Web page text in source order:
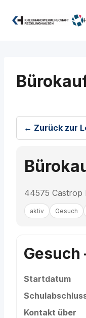
Inhalt
← Zurück zur
44575 Castrop
aktiv Gesuch
Gesuch
Startdatum
Kontakt über